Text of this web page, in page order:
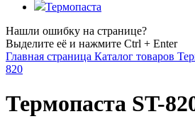
Термопаста
Нашли ошибку на странице?
Выделите её и нажмите Ctrl + Enter
Главная страница Каталог товаров
820
Термопаста ST-